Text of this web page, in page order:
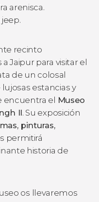
arenisca.
recinto
Jaipur para visitar el
de un colosal
estancias y
encuentra el Museo
II. Su exposición
pinturas,
permitirá
historia de
os llevaremos